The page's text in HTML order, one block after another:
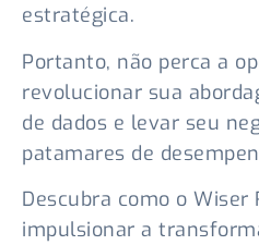
estratégica.
Portanto, não perca a
revolucionar sua
de dados e levar seu
patamares de
Descubra como o Wiser
impulsionar a